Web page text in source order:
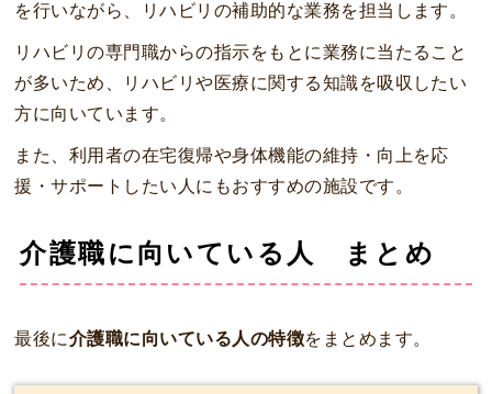
を行いながら、リハビリの補助的な業務を担当します。
リハビリの専門職からの指示をもとに業務に当たること
が多いため、リハビリや医療に関する知識を吸収したい
方に向いています。
また、利用者の在宅復帰や身体機能の維持・向上を応
援・サポートしたい人にもおすすめの施設です。
介護職に向いている人 まとめ
最後に介護職に向いている人の特徴をまとめます。